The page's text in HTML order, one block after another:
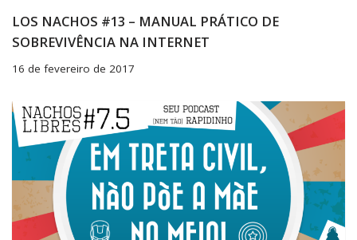
LOS NACHOS #13 – MANUAL PRÁTICO DE
SOBREVIVÊNCIA NA INTERNET
16 de fevereiro de 2017